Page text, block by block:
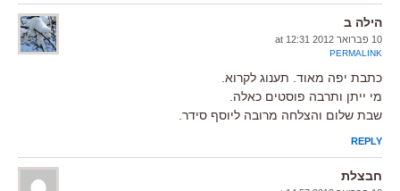
הילה ב
10 פברואר 2012 at 12:31
PERMALINK
כתבת יפה מאוד. תענוג לקרוא.
מי ייתן ותרבה פוסטים כאלה.
שבת שלום והצלחה מרובה ליוסף סידר.
REPLY
חבצלת